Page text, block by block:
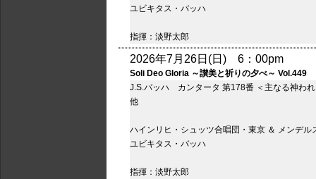
ユビキタス・バッハ
指揮：淡野太郎
2026年7月26日(日) 6：00pm
Soli Deo Gloria ～讃美と祈りの夕べ～ Vol.449
J.S.バッハ カンタータ 第178番 ＜主なる神わ
他
ハインリヒ・シュッツ合唱団・東京 ＆ メンデル
ユビキタス・バッハ
指揮：淡野太郎